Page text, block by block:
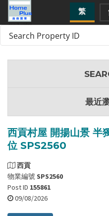
繁
西貢村屋 開揚山景 半
位 SPS2560
西貢
物業編號SPS2560
Post ID 155861
09/08/2026
最近